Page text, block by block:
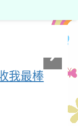
我最棒